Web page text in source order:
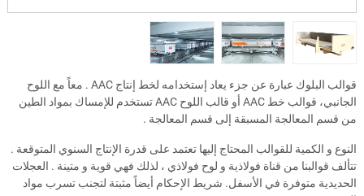
قوالب البلوك عبارة عن جزء يعاد إستخدامه لخط إنتاج AAC . معاً مع اللوح
الجانبي، قوالب خط AAC أو قالب اللوح AAC تستخدم للإمساك بمواد الطين
من قسم المعالجة المسبقة إلى قسم المعالجة .
النوع و الكمية للقوالب المحتاج إليها تعتمد على قدرة الإنتاج السنوي المتوقعة .
تتألف قوالبنا من قناة فولاذية و لوح فولاذي ، لذلك فهي قوية و متينة . العجلات
الحديدية متوفرة في الأسفل. شريط الإحكام أيضاً مثبتة لتجنب تسرب مواد